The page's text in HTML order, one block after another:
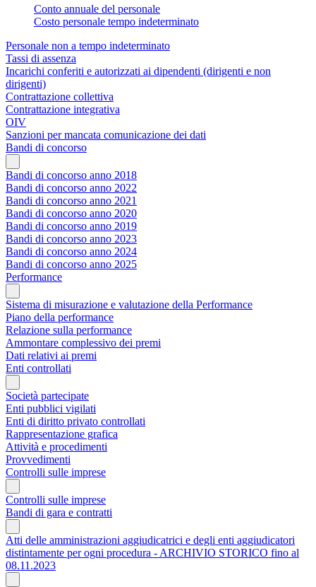
Conto annuale del personale
Costo personale tempo indeterminato
Personale non a tempo indeterminato
Tassi di assenza
Incarichi conferiti e autorizzati ai dipendenti (dirigenti e non
dirigenti)
Contrattazione collettiva
Contrattazione integrativa
OIV
Sanzioni per mancata comunicazione dei dati
Bandi di concorso
Bandi di concorso anno 2018
Bandi di concorso anno 2022
Bandi di concorso anno 2021
Bandi di concorso anno 2020
Bandi di concorso anno 2019
Bandi di concorso anno 2023
Bandi di concorso anno 2024
Bandi di concorso anno 2025
Performance
Sistema di misurazione e valutazione della Performance
Piano della performance
Relazione sulla performance
Ammontare complessivo dei premi
Dati relativi ai premi
Enti controllati
Società partecipate
Enti pubblici vigilati
Enti di diritto privato controllati
Rappresentazione grafica
Attività e procedimenti
Provvedimenti
Controlli sulle imprese
Controlli sulle imprese
Bandi di gara e contratti
Atti delle amministrazioni aggiudicatrici e degli enti aggiudicatori
distintamente per ogni procedura - ARCHIVIO STORICO fino al
08.11.2023